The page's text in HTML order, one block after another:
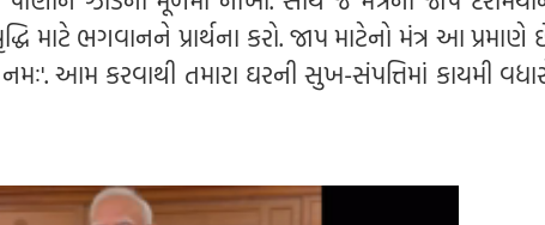
માટે ભગવાનને પ્રાર્થના કરો. જાપ માટેનો મંત્ર આ પ્રમાણે
આમ કરવાથી તમારા ઘરની સુખ-સંપત્તિમાં કાયમી